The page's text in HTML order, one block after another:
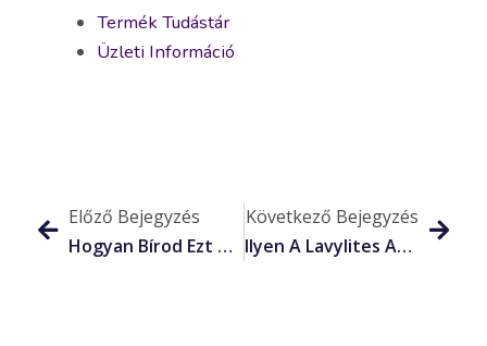
Termék Tudástár
Üzleti Információ
Előző Bejegyzés
Hogyan Bírod Ezt A Változó Időjárást?
Következő Bejegyzés
Ilyen A Lavylites Autóprogram Számokban